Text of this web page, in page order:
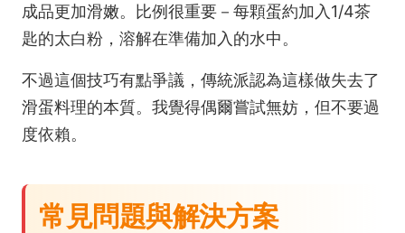
成品更加滑嫩。比例很重要－每顆蛋約加入1/4茶
匙的太白粉，溶解在準備加入的水中。
不過這個技巧有點爭議，傳統派認為這樣做失去了
滑蛋料理的本質。我覺得偶爾嘗試無妨，但不要過
度依賴。
常見問題與解決方案